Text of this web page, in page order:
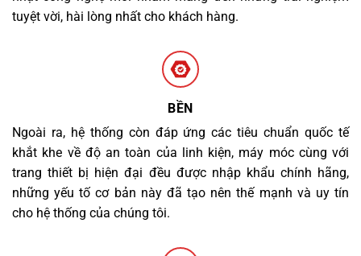
tuyệt vời, hài lòng nhất cho khách hàng.
BỀN
Ngoài ra, hệ thống còn đáp ứng các tiêu chuẩn quốc tế
khắt khe về độ an toàn của linh kiện, máy móc cùng với
trang thiết bị hiện đại đều được nhập khẩu chính hãng,
những yếu tố cơ bản này đã tạo nên thế mạnh và uy tín
cho hệ thống của chúng tôi.